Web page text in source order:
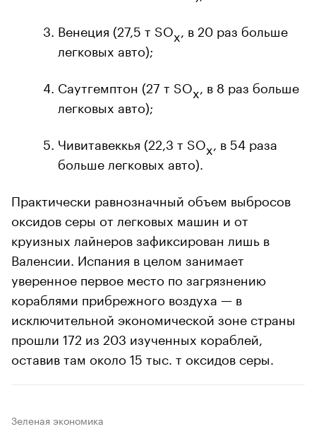
Венеция (27,5 т SOx , в 20 раз больше
легковых авто);
Саутгемптон (27 т SOx , в 8 раз больше
легковых авто);
Чивитавеккья (22,3 т SOx , в 54 раза
больше легковых авто).
Практически равнозначный объем выбросов
оксидов серы от легковых машин и от
круизных лайнеров зафиксирован лишь в
Валенсии. Испания в целом занимает
уверенное первое место по загрязнению
кораблями прибрежного воздуха — в
исключительной экономической зоне страны
прошли 172 из 203 изученных кораблей,
оставив там около 15 тыс. т оксидов серы.
Зеленая экономика